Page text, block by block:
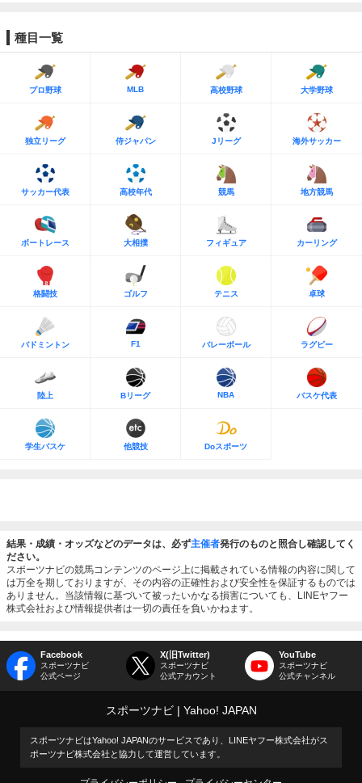
種目一覧
プロ野球 MLB 高校野球 大学野球
独立リーグ 侍ジャパン Jリーグ 海外サッカー
サッカー代表 高校年代 競馬 地方競馬
ボートレース 大相撲 フィギュア カーリング
格闘技 ゴルフ テニス 卓球
バドミントン F1 バレーボール ラグビー
陸上 Bリーグ NBA バスケ代表
学生バスケ 他競技 Doスポーツ
結果・成績・オッズなどのデータは、必ず主催者発行のものと照合し確認してく
ださい。
スポーツナビの競馬コンテンツのページ上に掲載されている情報の内容に関して
は万全を期しておりますが、その内容の正確性および安全性を保証するものでは
ありません。当該情報に基づいて被ったいかなる損害についても、LINEヤフー
株式会社および情報提供者は一切の責任を負いかねます。
Facebook
スポーツナビ
公式ページ
X(旧Twitter)
スポーツナビ
公式アカウント
YouTube
スポーツナビ
公式チャンネル
スポーツナビ Yahoo! JAPAN
スポーツナビはYahoo! JAPANのサービスであり、LINEヤフー株式会社がス
ポーツナビ株式会社と協力して運営しています。